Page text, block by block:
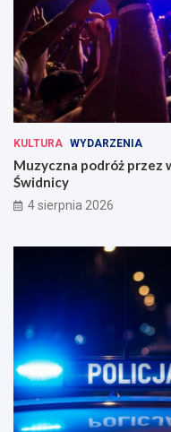
KULTURA WYDARZENIA
Muzyczna podróż przez
Świdnicy
4 sierpnia 2026